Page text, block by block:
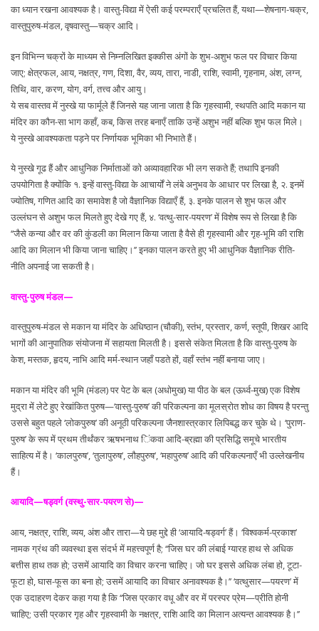
का ध्यान रखना आवश्यक है। वास्तु-विद्या में ऐसी कई परम्पराएँ प्रचलित हैं, यथा—शेषनाग-चक्र,
वास्तुपुरुष-मंडल, वृषवास्तु—चक्र आदि।
इन विभिन्न चक्रों के माध्यम से निम्नलिखित इक्कीस अंगों के शुभ-अशुभ फल पर विचार किया
जाए; क्षेत्रफल, आय, नक्षत्र, गण, दिशा, वैर, व्यय, तारा, नाडी, राशि, स्वामी, गृहनाम, अंश, लग्न,
तिथि, वार, करण, योग, वर्ग, तत्त्व और आयु।
ये सब वास्तव में नुस्खे या फार्मूले हैं जिनसे यह जाना जाता है कि गृहस्वामी, स्थपति आदि मकान या
मंदिर का कौन-सा भाग कहाँ, कब, किस तरह बनाएँ ताकि उन्हें अशुभ नहीं बल्कि शुभ फल मिले।
ये नुस्खे आवश्यकता पड़ने पर निर्णायक भूमिका भी निभाते हैं।
ये नुस्खे गूढ हैं और आधुनिक निर्माताओं को अव्यावहारिक भी लग सकते हैं; तथापि इनकी
उपयोगिता है क्योंकि १. इन्हें वास्तु-विद्या के आचार्यों ने लंबे अनुभव के आधार पर लिखा है, २. इनमें
ज्योतिष, गणित आदि का समावेश है जो वैज्ञानिक विद्याएँ हैं, ३. इनके पालन से शुभ फल और
उल्लंघन से अशुभ फल मिलते हुए देखे गए हैं, ४. ‘वत्थु-सार-पयरण’ में विशेष रूप से लिखा है कि
‘‘जैसे कन्या और वर की कुंडली का मिलान किया जाता है वैसे ही गृहस्वामी और गृह-भूमि की राशि
आदि का मिलान भी किया जाना चाहिए।’’ इनका पालन करते हुए भी आधुनिक वैज्ञानिक रीति-
नीति अपनाई जा सकती है।
वास्तु-पुरुष मंडल—
वास्तुपुरुष-मंडल से मकान या मंदिर के अधिष्ठान (चौकी), स्तंभ, प्रस्तार, कर्ण, स्तूपी, शिखर आदि
भागों की आनुपातिक संयोजना में सहायता मिलती है। इससे संकेत मिलता है कि वास्तु-पुरुष के
केश, मस्तक, हृदय, नाभि आदि मर्म-स्थान जहाँ पडते हों, वहाँ स्तंभ नहीं बनाया जाए।
मकान या मंदिर की भूमि (मंडल) पर पेट के बल (अधोमुख) या पीठ के बल (ऊर्ध्व-मुख) एक विशेष
मुद्रा में लेटे हुए रेखांकित पुरुष—‘वास्तु-पुरुष’ की परिकल्पना का मूलस्रोत शोध का विषय है परन्तु
उससे बहुत पहले ‘लोकपुरुष’ की अनूठी परिकल्पना जैनशास्त्रकार लिपिबद्ध कर चुके थे। ‘पुराण-
पुरुष’ के रूप में प्रथम तीर्थंकर ऋषभनाथ िंकवा आदि-ब्रह्मा की प्रसिद्धि समूचे भारतीय
साहित्य में है। ‘कालपुरुष’, ‘तुलापुरुष’, लौहपुरुष’, ‘महापुरुष’ आदि की परिकल्पनाएँ भी उल्लेखनीय
हैं।
आयादि—षड्वर्ग (वस्थु-सार-पयरण से)—
आय, नक्षत्र, राशि, व्यय, अंश और तारा—ये छह मुद्दे ही ‘आयादि-षड्वर्ग’ हैं। ‘विश्वकर्म-प्रकाश’
नामक ग्रंथ की व्यवस्था इस संदर्भ में महत्त्वपूर्ण है; ‘‘जिस घर की लंबाई ग्यारह हाथ से अधिक
बत्तीस हाथ तक हो; उसमें आयादि का विचार करना चाहिए। जो घर इससे अधिक लंबा हो, टूटा-
फूटा हो, घास-फूस का बना हो; उसमें आयादि का विचार अनावश्यक है।’’ ‘वत्थुसार—पयरण’ में
एक उदाहरण देकर कहा गया है कि ‘‘जिस प्रकार वधू और वर में परस्पर प्रेम—प्रीति होनी
चाहिए; उसी प्रकार गृह और गृहस्वामी के नक्षत्र, राशि आदि का मिलान अत्यन्त आवश्यक है।’’